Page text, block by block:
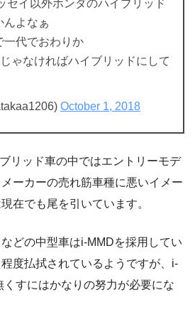
セイ以外ホンダのハイブリッド
んよなぁ
一代でおわりか
ゃなければハイブリッドにして
October 1, 2018
リッド車の中ではエントリーモデ
ーカーの売れ筋車種に悪いイメー
在でも尾を引いています。
どの中型車はi-MMDを採用してい
度払拭されているようですが、i-
すにはかなりの努力が必要にな